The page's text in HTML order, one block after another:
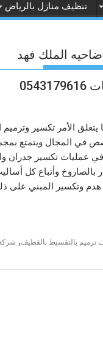
تنظيف منازل بالرياض
الملك فهد
الأمر تكسير
في المجال ويتمتع
عمليات تكسير جدران
وأتباع كل
وتكسير المبني على
ترميم بالتقسيط بالقطيف,